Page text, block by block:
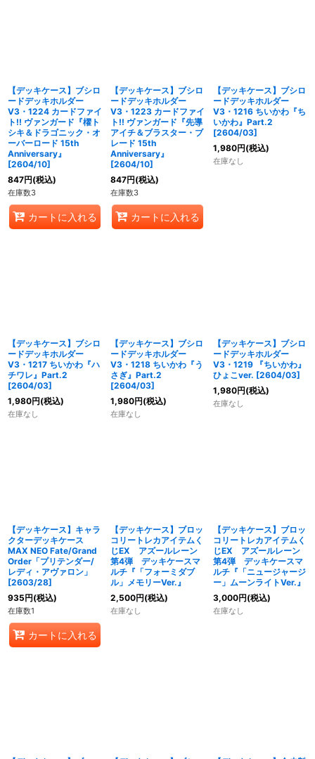
【デッキケース】ブシロ
ードデッキホルダー
V3・1224 カードファイ
ト!! ヴァンガード『櫂ト
シキ＆ドラゴニック・オ
ーバーロード 15th
Anniversary』
[2604/10]
847円(税込)
在庫数3
カートに入れる
【デッキケース】ブシロ
ードデッキホルダー
V3・1223 カードファイ
ト!! ヴァンガード『先導
アイチ＆ブラスター・ブ
レード 15th
Anniversary』
[2604/10]
847円(税込)
在庫数3
カートに入れる
【デッキケース】ブシロ
ードデッキホルダー
V3・1216 ちいかわ『ち
いかわ』Part.2
[2604/03]
1,980円(税込)
在庫なし
【デッキケース】ブシロ
ードデッキホルダー
V3・1217 ちいかわ『ハ
チワレ』Part.2
[2604/03]
1,980円(税込)
在庫なし
【デッキケース】ブシロ
ードデッキホルダー
V3・1218 ちいかわ『う
さぎ』Part.2
[2604/03]
1,980円(税込)
在庫なし
【デッキケース】ブシロ
ードデッキホルダー
V3・1219 『ちいかわ』
ひょこver. [2604/03]
1,980円(税込)
在庫なし
【デッキケース】キャラ
クターデッキケース
MAX NEO Fate/Grand
Order「プリテンダー/
レディ・アヴァロン」
[2603/28]
935円(税込)
在庫数1
カートに入れる
【デッキケース】ブロッ
コリートレカアイテムく
じEX アズールレーン
第4弾 デッキケースマ
ルチ『「フォーミダブ
ル」メモリーVer.』
2,500円(税込)
在庫なし
【デッキケース】ブロッ
コリートレカアイテムく
じEX アズールレーン
第4弾 デッキケースマ
ルチ『「ニュージャージ
ー」ムーンライトVer.』
3,000円(税込)
在庫なし